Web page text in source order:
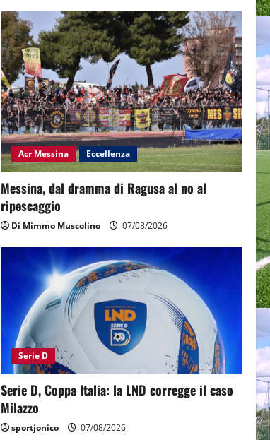
Acr Messina Eccellenza
Messina, dal dramma di Ragusa al no al
ripescaggio
Di Mimmo Muscolino 07/08/2026
Serie D
Serie D, Coppa Italia: la LND corregge il caso
Milazzo
sportjonico 07/08/2026